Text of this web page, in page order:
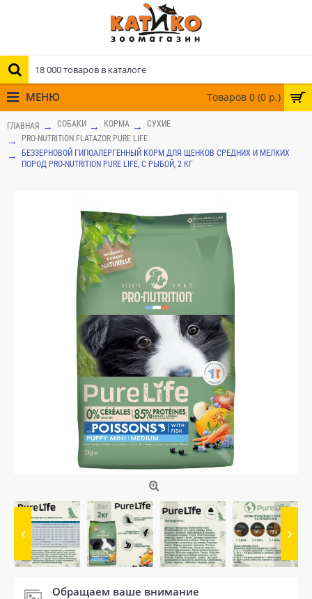
Товаров 0 (0 р.)
МЕНЮ
ГЛАВНАЯ СОБАКИ КОРМА
СУХИЕ
PRO-NUTRITION FLATAZOR PURE LIFE
БЕЗЗЕРНОВОЙ ГИПОАЛЕРГЕННЫЙ КОРМ ДЛЯ ЩЕНКОВ СРЕДНИХ И МЕЛКИХ
ПОРОД PRO-NUTRITION PURE LIFE, С РЫБОЙ, 2 КГ
Обращаем ваше внимание